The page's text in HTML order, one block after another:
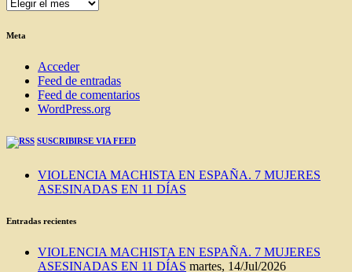
BLOG
Meta
Acceder
Feed de entradas
Feed de comentarios
WordPress.org
SUSCRIBIRSE VIA FEED
VIOLENCIA MACHISTA EN ESPAÑA. 7 MUJERES
ASESINADAS EN 11 DÍAS
Entradas recientes
VIOLENCIA MACHISTA EN ESPAÑA. 7 MUJERES
ASESINADAS EN 11 DÍAS martes, 14/Jul/2026